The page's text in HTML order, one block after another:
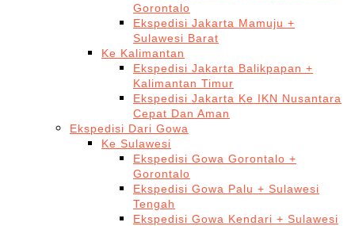
Gorontalo
Ekspedisi Jakarta Mamuju +
Sulawesi Barat
Ke Kalimantan
Ekspedisi Jakarta Balikpapan +
Kalimantan Timur
Ekspedisi Jakarta Ke IKN Nusantara
Cepat Dan Aman
Ekspedisi Dari Gowa
Ke Sulawesi
Ekspedisi Gowa Gorontalo +
Gorontalo
Ekspedisi Gowa Palu + Sulawesi
Tengah
Ekspedisi Gowa Kendari + Sulawesi